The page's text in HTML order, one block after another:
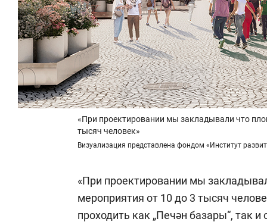
«При проектировании мы закладывали что
тысяч человек»
Визуализация представлена фондом «Институт
«При проектировании мы
мероприятия от 10 до 3 тысяч
проходить как „Печән базары“, так